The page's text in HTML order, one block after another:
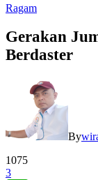
Ragam
Gerakan
Berdaster
By
1075
3